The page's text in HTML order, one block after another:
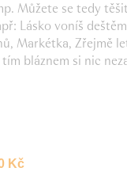
Můžete se tedy
Lásko voníš
Markétka, Zřejmě
bláznem si nic
Kč